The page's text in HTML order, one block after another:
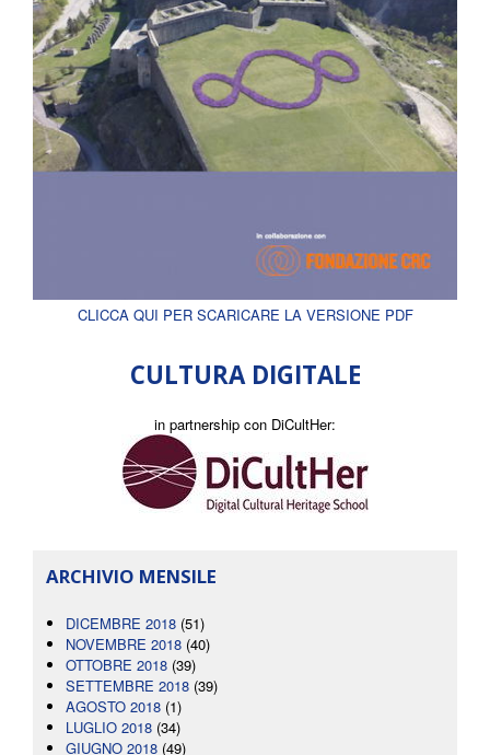
CLICCA QUI PER SCARICARE LA VERSIONE PDF
CULTURA DIGITALE
in partnership con DiCultHer:
ARCHIVIO MENSILE
DICEMBRE 2018 (51)
NOVEMBRE 2018 (40)
OTTOBRE 2018 (39)
SETTEMBRE 2018 (39)
AGOSTO 2018 (1)
LUGLIO 2018 (34)
GIUGNO 2018 (49)